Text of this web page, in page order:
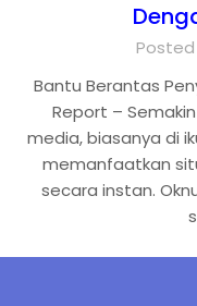
Posted
Bantu Berantas
Report –
media, biasanya di
memanfaatkan
secara instan.